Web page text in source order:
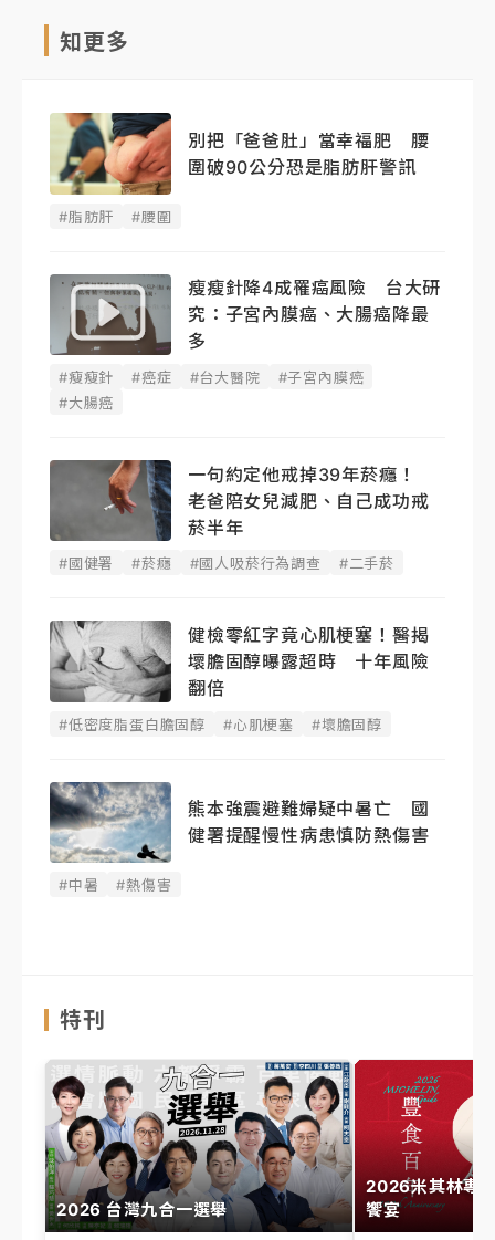
知更多
別把「爸爸肚」當幸福肥 腰
圍破90公分恐是脂肪肝警訊
#脂肪肝 #腰圍
瘦瘦針降4成罹癌風險 台大研
究：子宮內膜癌、大腸癌降最
多
#瘦瘦針 #癌症 #台大醫院
#子宮內膜癌
#大腸癌
一句約定他戒掉39年菸癮！
老爸陪女兒減肥、自己成功戒
菸半年
#國健署 #菸癮 #國人吸菸行為調查 #二手菸
健檢零紅字竟心肌梗塞！醫揭
壞膽固醇曝露超時 十年風險
翻倍
#低密度脂蛋白膽固醇 #心肌梗塞 #壞膽固醇
熊本強震避難婦疑中暑亡 國
健署提醒慢性病患慎防熱傷害
#中暑 #熱傷害
特刊
2026 台灣九合一選舉
2026米其林專
饗宴